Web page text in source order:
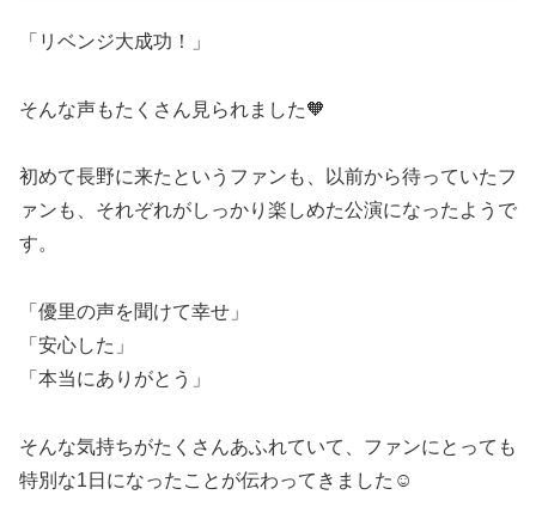
「リベンジ大成功！」
そんな声もたくさん見られました🧡
初めて長野に来たというファンも、以前から待っていたフ
ァンも、それぞれがしっかり楽しめた公演になったようで
す。
「優里の声を聞けて幸せ」
「安心した」
「本当にありがとう」
そんな気持ちがたくさんあふれていて、ファンにとっても
特別な1日になったことが伝わってきました☺️